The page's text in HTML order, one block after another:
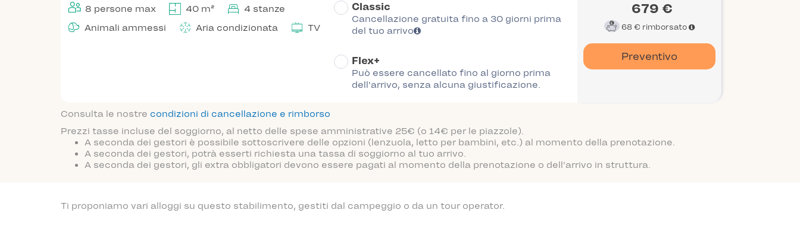
8 persone max 40 m²
4 stanze
Animali ammessi
Aria condizionata TV
Classic
Cancellazione gratuita fino a 30 giorni prima
del tuo arrivo
Flex+
Può essere cancellato fino al giorno prima
dell'arrivo, senza alcuna giustificazione.
679 €
68 € rimborsato
Preventivo
Consulta le nostre condizioni di cancellazione e rimborso
Prezzi tasse incluse del soggiorno, al netto delle spese amministrative 25€ (o 14€ per le piazzole).
A seconda dei gestori è possibile sottoscrivere delle opzioni (lenzuola, letto per bambini, etc.) al momento della prenotazione.
A seconda dei gestori, potrà esserti richiesta una tassa di soggiorno al tuo arrivo.
A seconda dei gestori, gli extra obbligatori devono essere pagati al momento della prenotazione o dell'arrivo in struttura.
Ti proponiamo vari alloggi su questo stabilimento, gestiti dal campeggio o da un tour operator.